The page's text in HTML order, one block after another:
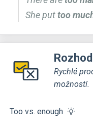
She puttoo
Rychlé
možností.
Too vs. enough